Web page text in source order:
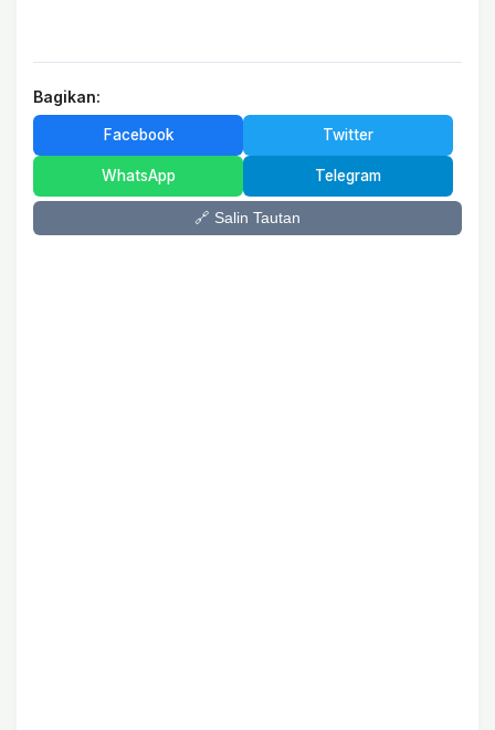
Bagikan:
Facebook Twitter
WhatsApp Telegram
🔗 Salin Tautan